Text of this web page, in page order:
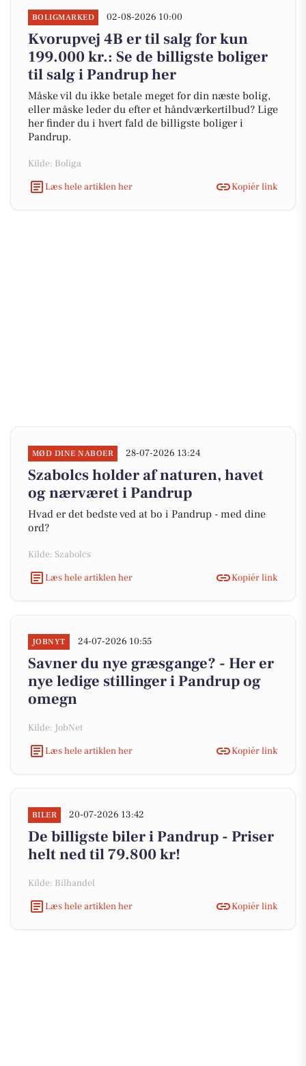
BOLIGMARKED 02-08-2026 10:00
Kvorupvej 4B er til salg for kun
199.000 kr.: Se de billigste boliger
til salg i Pandrup her
Måske vil du ikke betale meget for din næste bolig,
eller måske leder du efter et håndværkertilbud? Lige
her finder du i hvert fald de billigste boliger i
Pandrup.
Kilde: Boliga
Læs hele artiklen her
Kopiér link
MØD DINE NABOER 28-07-2026 13:24
Szabolcs holder af naturen, havet
og nærværet i Pandrup
Hvad er det bedste ved at bo i Pandrup - med dine
ord?
Kilde: Szabolcs
Læs hele artiklen her
Kopiér link
JOBNYT 24-07-2026 10:55
Savner du nye græsgange? - Her er
nye ledige stillinger i Pandrup og
omegn
Kilde: JobNet
Læs hele artiklen her
Kopiér link
BILER 20-07-2026 13:42
De billigste biler i Pandrup - Priser
helt ned til 79.800 kr!
Kilde: Bilhandel
Læs hele artiklen her
Kopiér link